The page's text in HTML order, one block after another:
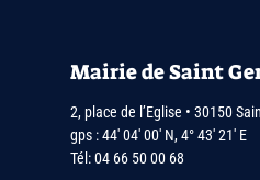
Mairie de Saint
2, place de l’Eglise • 30150
gps : 44′ 04′ 00′ N, 4° 43′ 21′ E
Tél:04 66 50 00 68